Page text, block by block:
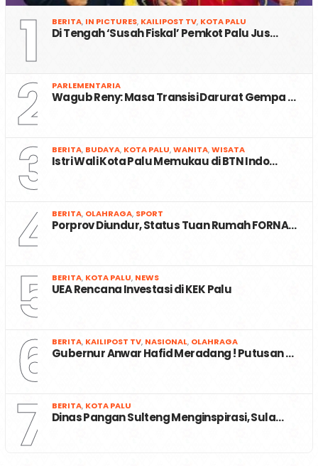
1 BERITA, IN PICTURES, KAILIPOST TV, KOTA PALU
Di Tengah ‘Susah Fiskal’ Pemkot Palu Jus…
2 PARLEMENTARIA
Wagub Reny: Masa Transisi Darurat Gempa …
3 BERITA, BUDAYA, KOTA PALU,WANITA,WISATA
Istri Wali Kota Palu Memukau di BTN Indo…
4 BERITA, OLAHRAGA, SPORT
Porprov Diundur, Status Tuan Rumah FORNA…
5 BERITA, KOTA PALU, NEWS
UEA Rencana Investasi di KEK Palu
6 BERITA, KAILIPOST TV, NASIONAL, OLAHRAGA
Gubernur Anwar Hafid Meradang ! Putusan …
7 BERITA, KOTA PALU
Dinas Pangan Sulteng Menginspirasi, Sula…